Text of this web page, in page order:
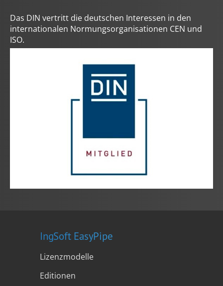
Das DIN vertritt die deutschen Interessen in den
internationalen Normungsorganisationen CEN und
ISO.
IngSoft EasyPipe
Lizenzmodelle
Editionen